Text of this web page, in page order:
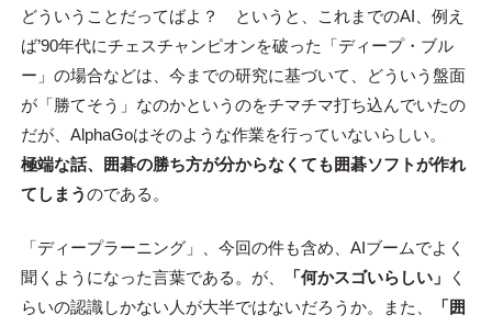
どういうことだってばよ？ というと、これまでのAI、例え
ば’90年代にチェスチャンピオンを破った「ディープ・ブル
ー」の場合などは、今までの研究に基づいて、どういう盤面
が「勝てそう」なのかというのをチマチマ打ち込んでいたの
だが、AlphaGoはそのような作業を行っていないらしい。
極端な話、囲碁の勝ち方が分からなくても囲碁ソフトが作れ
てしまうのである。
「ディープラーニング」、今回の件も含め、AIブームでよく
聞くようになった言葉である。が、
「何かスゴいらしい」
く
らいの認識しかない人が大半ではないだろうか。また、
「囲